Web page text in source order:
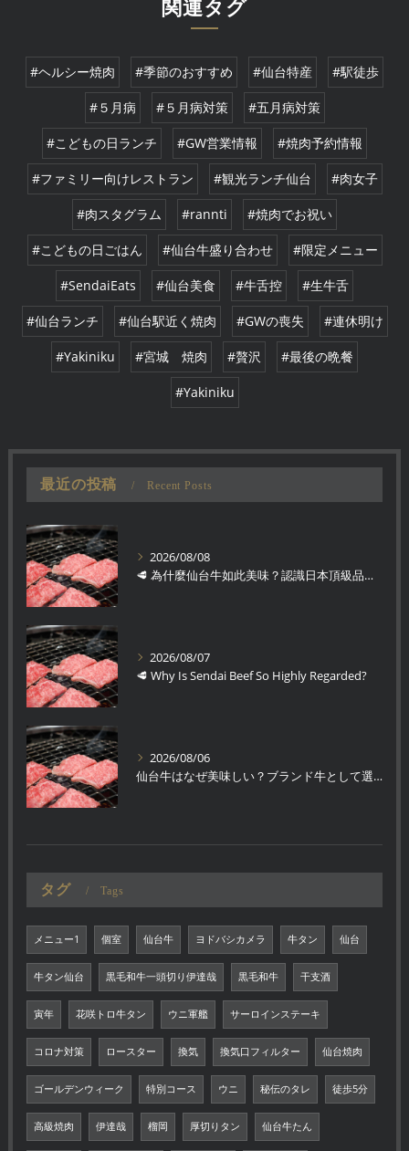
関連タグ
#ヘルシー焼肉 #季節のおすすめ #仙台特産 #駅徒歩
#５月病 #５月病対策 #五月病対策
#こどもの日ランチ #GW営業情報 #焼肉予約情報
#ファミリー向けレストラン #観光ランチ仙台 #肉女子
#肉スタグラム #rannti #焼肉でお祝い
#こどもの日ごはん #仙台牛盛り合わせ #限定メニュー
#SendaiEats #仙台美食 #牛舌控 #生牛舌
#仙台ランチ #仙台駅近く焼肉 #GWの喪失 #連休明け
#Yakiniku #宮城 焼肉 #贅沢 #最後の晩餐
#Yakiniku
最近の投稿 Recent Posts
2026/08/08
🥩 為什麼仙台牛如此美味？認識日本頂級品牌和牛
2026/08/07
🥩 Why Is Sendai Beef So Highly Regarded?
2026/08/06
仙台牛はなぜ美味しい？ブランド牛として選ばれる理由
タグ Tags
メニュー1 個室 仙台牛 ヨドバシカメラ 牛タン 仙台
牛タン仙台 黒毛和牛一頭切り伊達哉 黒毛和牛 干支酒
寅年 花咲トロ牛タン ウニ軍艦 サーロインステーキ
コロナ対策 ロースター 換気 換気口フィルター 仙台焼肉
ゴールデンウィーク 特別コース ウニ 秘伝のタレ 徒歩5分
高級焼肉 伊達哉 榴岡 厚切りタン 仙台牛たん